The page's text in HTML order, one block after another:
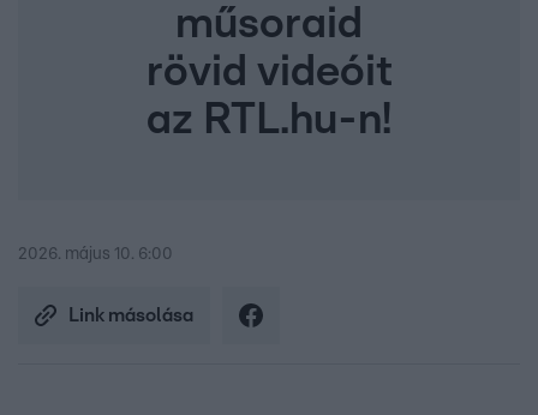
műsoraid
rövid videóit
az RTL.hu-n!
2026. május 10. 6:00
Link másolása